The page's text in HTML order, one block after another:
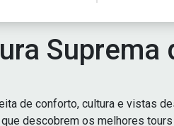
de conforto, cultura e vistas
descobrem os melhores